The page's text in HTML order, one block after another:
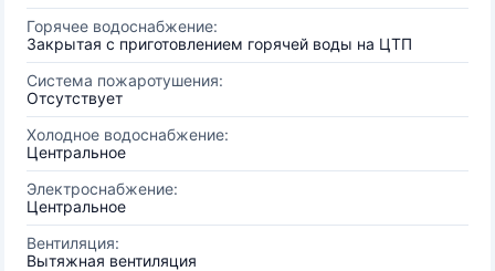
Горячее водоснабжение:
Закрытая с приготовлением горячей воды на ЦТП
Система пожаротушения:
Отсутствует
Холодное водоснабжение:
Центральное
Электроснабжение:
Центральное
Вентиляция:
Вытяжная вентиляция